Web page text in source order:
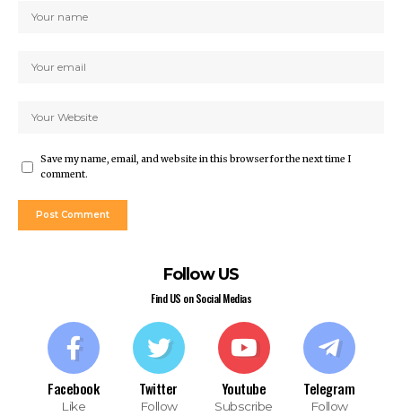
Save my name, email, and website in this browser for the next time I
comment.
Follow US
Find US on Social Medias
Facebook
Like
Twitter
Follow
Youtube
Subscribe
Telegram
Follow